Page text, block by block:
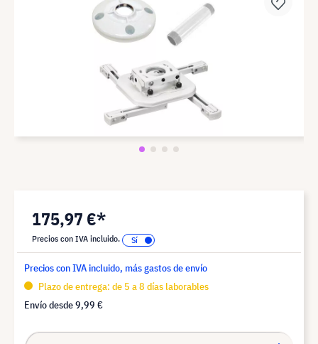
175,97 €*
Precios con IVA incluido.
Precios con IVA incluido, más gastos de envío
Plazo de entrega: de 5 a 8 días laborables
Envío desde9,99 €